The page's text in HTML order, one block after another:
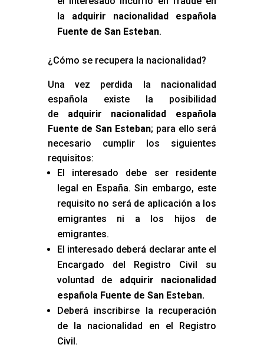
la adquirir nacionalidad española
Fuente de San Esteban.
¿Cómo se recupera la nacionalidad?
Una vez perdida la nacionalidad
española existe la posibilidad
de adquirir nacionalidad española
Fuente de San Esteban; para ello será
necesario cumplir los siguientes
requisitos:
El interesado debe ser residente
legal en España. Sin embargo, este
requisito no será de aplicación a los
emigrantes ni a los hijos de
emigrantes.
El interesado deberá declarar ante el
Encargado del Registro Civil su
voluntad de adquirir nacionalidad
española Fuente de San Esteban.
Deberá inscribirse la recuperación
de la nacionalidad en el Registro
Civil.